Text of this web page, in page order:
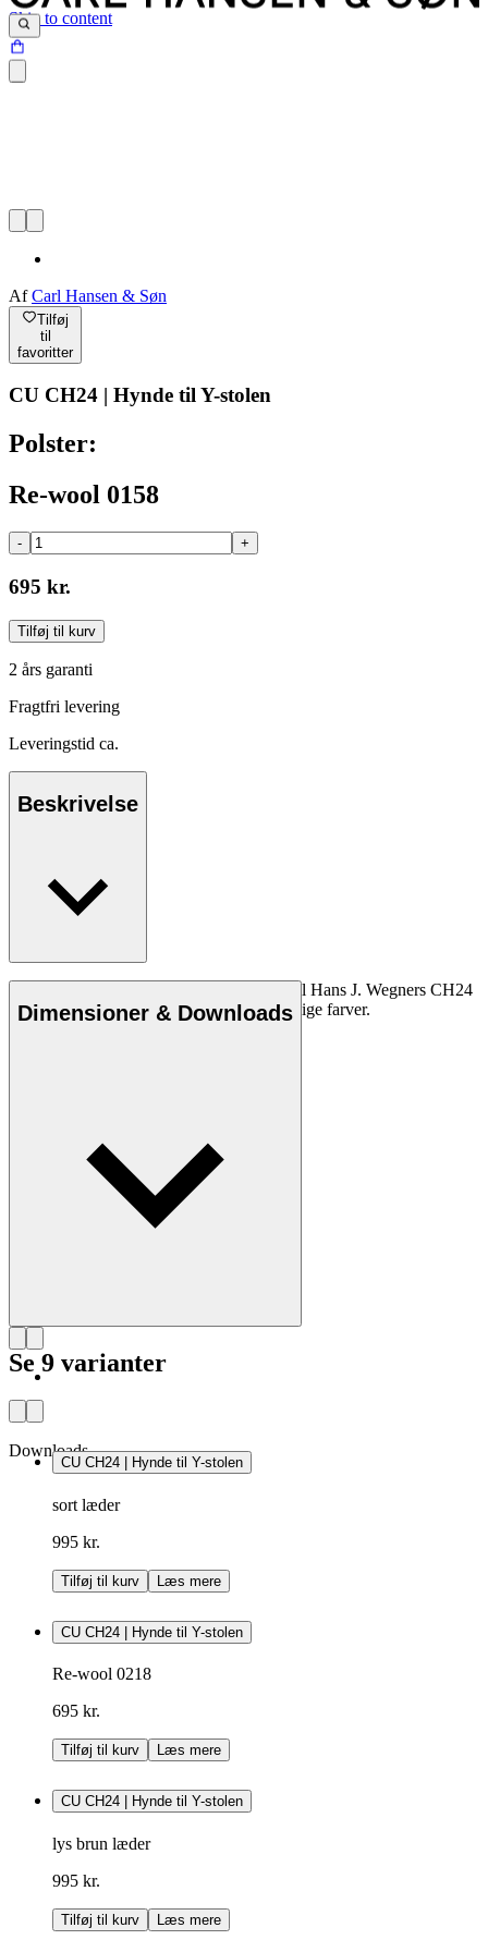
Skip to content
AfCarl Hansen & Søn
Tilføj
til
favoritter
CU CH24 | Hynde til Y-stolen
Polster:
Re-wool 0158
- +
695 kr.
Tilføj til kurv
2 års garanti
Fragtfri levering
Leveringstid ca.
Beskrivelse
Den originale Carl Hansen & Søn hynde til Hans J. Wegners CH24
Y-stol fra 1949 fås i læder og stof i forskellige farver.
Dimensioner & Downloads
Downloads
Se 9 varianter
CU CH24 | Hynde til Y-stolen
sort læder
995 kr.
Tilføj til kurv Læs mere
CU CH24 | Hynde til Y-stolen
Re-wool 0218
695 kr.
Tilføj til kurv Læs mere
CU CH24 | Hynde til Y-stolen
lys brun læder
995 kr.
Tilføj til kurv Læs mere